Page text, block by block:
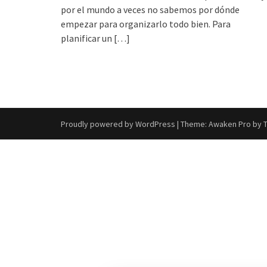
por el mundo a veces no sabemos por dónde
empezar para organizarlo todo bien. Para
planificar un […]
Proudly powered by WordPress | Theme: Awaken Pro by